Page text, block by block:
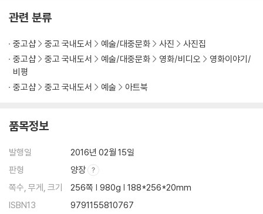
관련 분류
중고샵 중고 국내도서 예술/대중문화 사진
사진집
중고샵
중고 국내도서 예술/대중문화 영화/비디오
영화이야기/
비평
중고샵
중고 국내도서 예술 아트북
품목정보
발행일
2016년 02월 15일
판형
양장
쪽수, 무게, 크기
256쪽 | 980g | 188*256*20mm
ISBN13
9791155810767